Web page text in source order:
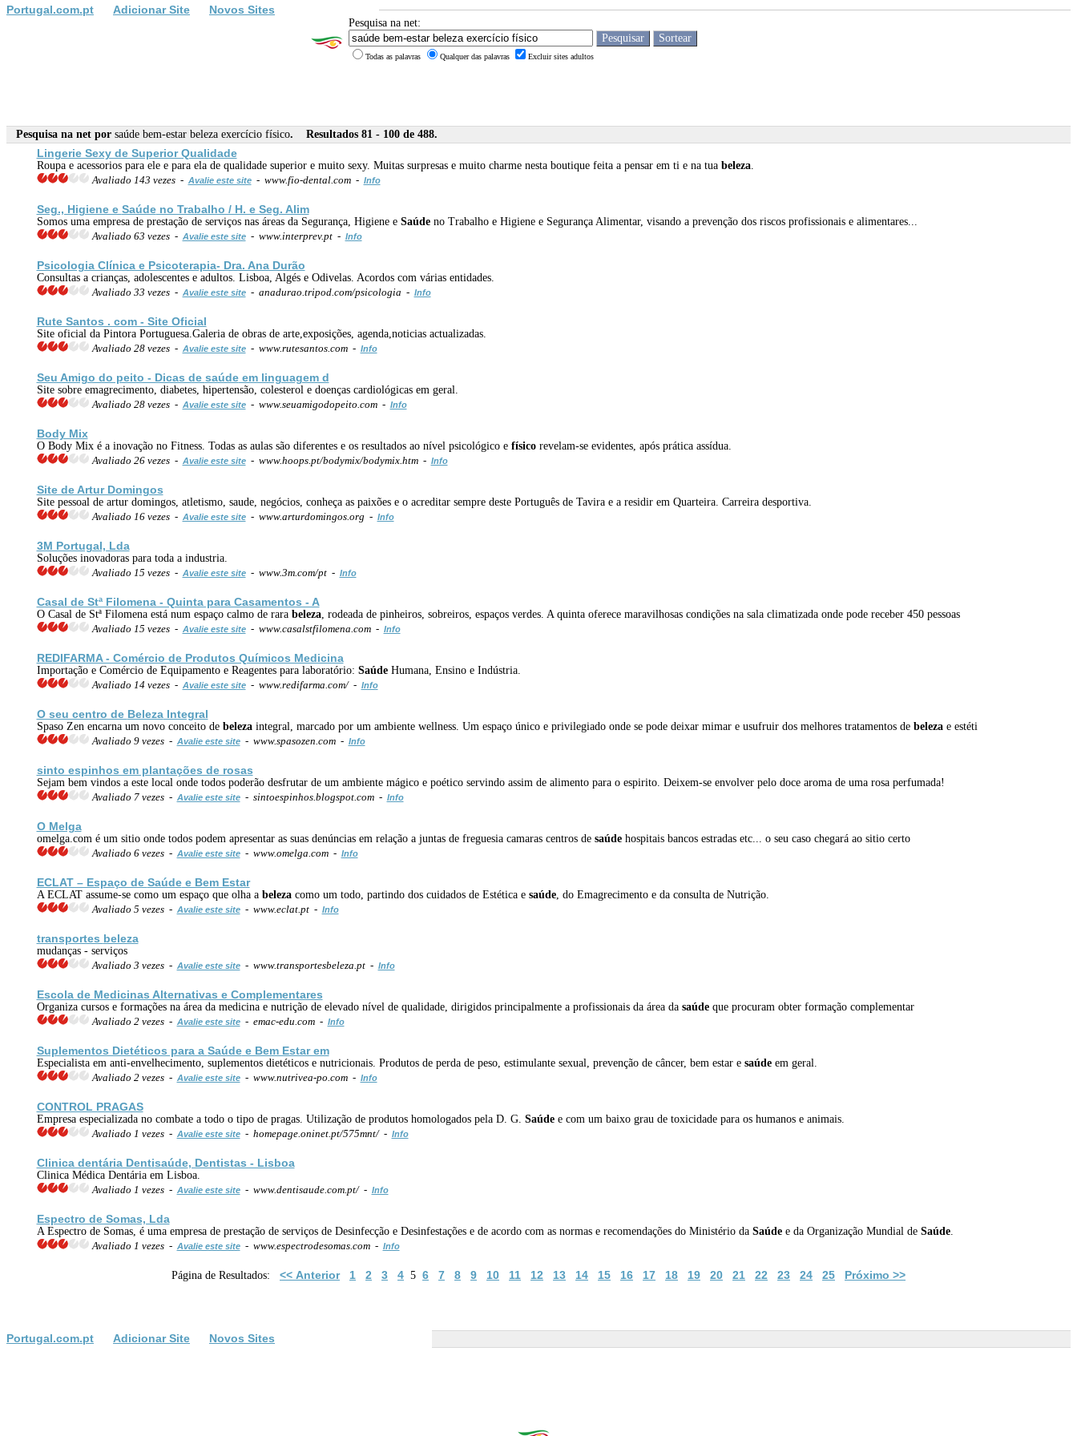
Portugal.com.pt Adicionar Site Novos Sites
Pesquisa na net:
Todas as palavras Qualquer das palavras Excluir sites adultos
Pesquisa na net por saúde bem-estar beleza exercício físico. Resultados 81 - 100 de 488.
Lingerie Sexy de Superior Qualidade
Roupa e acessorios para ele e para ela de qualidade superior e muito sexy. Muitas surpresas e muito charme nesta boutique feita a pensar em ti e na tua beleza.
Avaliado 143 vezes - Avalie este site- www.fio-dental.com - Info
Seg., Higiene e Saúdeno Trabalho / H. e Seg. Alim
Somos uma empresa de prestação de serviços nas áreas da Segurança, Higiene e Saúdeno Trabalho e Higiene e Segurança Alimentar, visando a prevenção dos riscos profissionais e alimentares...
Avaliado 63 vezes - Avalie este site- www.interprev.pt - Info
Psicologia Clínica e Psicoterapia- Dra. Ana Durão
Consultas a crianças, adolescentes e adultos. Lisboa, Algés e Odivelas. Acordos com várias entidades.
Avaliado 33 vezes - Avalie este site- anadurao.tripod.com/psicologia - Info
Rute Santos . com - Site Oficial
Site oficial da Pintora Portuguesa.Galeria de obras de arte,exposições, agenda,noticias actualizadas.
Avaliado 28 vezes - Avalie este site- www.rutesantos.com - Info
Seu Amigo do peito - Dicas de saúdeem linguagem d
Site sobre emagrecimento, diabetes, hipertensão, colesterol e doenças cardiológicas em geral.
Avaliado 28 vezes - Avalie este site- www.seuamigodopeito.com - Info
Body Mix
O Body Mix é a inovação no Fitness. Todas as aulas são diferentes e os resultados ao nível psicológico e físicorevelam-se evidentes, após prática assídua.
Avaliado 26 vezes - Avalie este site- www.hoops.pt/bodymix/bodymix.htm - Info
Site de Artur Domingos
Site pessoal de artur domingos, atletismo, saude, negócios, conheça as paixões e o acreditar sempre deste Português de Tavira e a residir em Quarteira. Carreira desportiva.
Avaliado 16 vezes - Avalie este site- www.arturdomingos.org - Info
3M Portugal, Lda
Soluções inovadoras para toda a industria.
Avaliado 15 vezes - Avalie este site- www.3m.com/pt - Info
Casal de Stª Filomena - Quinta para Casamentos - A
O Casal de Stª Filomena está num espaço calmo de rara beleza, rodeada de pinheiros, sobreiros, espaços verdes. A quinta oferece maravilhosas condições na sala climatizada onde pode receber 450 pessoas
Avaliado 15 vezes - Avalie este site- www.casalstfilomena.com - Info
REDIFARMA - Comércio de Produtos Químicos Medicina
Importação e Comércio de Equipamento e Reagentes para laboratório: SaúdeHumana, Ensino e Indústria.
Avaliado 14 vezes - Avalie este site- www.redifarma.com/ - Info
O seu centro de BelezaIntegral
Spaso Zen encarna um novo conceito de belezaintegral, marcado por um ambiente wellness. Um espaço único e privilegiado onde se pode deixar mimar e usufruir dos melhores tratamentos de belezae estéti
Avaliado 9 vezes - Avalie este site- www.spasozen.com - Info
sinto espinhos em plantações de rosas
Sejam bem vindos a este local onde todos poderão desfrutar de um ambiente mágico e poético servindo assim de alimento para o espirito. Deixem-se envolver pelo doce aroma de uma rosa perfumada!
Avaliado 7 vezes - Avalie este site- sintoespinhos.blogspot.com - Info
O Melga
omelga.com é um sitio onde todos podem apresentar as suas denúncias em relação a juntas de freguesia camaras centros de saúdehospitais bancos estradas etc... o seu caso chegará ao sitio certo
Avaliado 6 vezes - Avalie este site- www.omelga.com - Info
ECLAT – Espaço de Saúdee Bem Estar
A ECLAT assume-se como um espaço que olha a belezacomo um todo, partindo dos cuidados de Estética e saúde, do Emagrecimento e da consulta de Nutrição.
Avaliado 5 vezes - Avalie este site- www.eclat.pt - Info
transportes beleza
mudanças - serviços
Avaliado 3 vezes - Avalie este site- www.transportesbeleza.pt - Info
Escola de Medicinas Alternativas e Complementares
Organiza cursos e formações na área da medicina e nutrição de elevado nível de qualidade, dirigidos principalmente a profissionais da área da saúdeque procuram obter formação complementar
Avaliado 2 vezes - Avalie este site- emac-edu.com - Info
Suplementos Dietéticos para a Saúdee Bem Estar em
Especialista em anti-envelhecimento, suplementos dietéticos e nutricionais. Produtos de perda de peso, estimulante sexual, prevenção de câncer, bem estar e saúdeem geral.
Avaliado 2 vezes - Avalie este site- www.nutrivea-po.com - Info
CONTROL PRAGAS
Empresa especializada no combate a todo o tipo de pragas. Utilização de produtos homologados pela D. G. Saúdee com um baixo grau de toxicidade para os humanos e animais.
Avaliado 1 vezes - Avalie este site- homepage.oninet.pt/575mnt/ - Info
Clinica dentária Dentisaúde, Dentistas - Lisboa
Clinica Médica Dentária em Lisboa.
Avaliado 1 vezes - Avalie este site- www.dentisaude.com.pt/ - Info
Espectro de Somas, Lda
A Espectro de Somas, é uma empresa de prestação de serviços de Desinfecção e Desinfestações e de acordo com as normas e recomendações do Ministério da Saúdee da Organização Mundial de Saúde.
Avaliado 1 vezes - Avalie este site- www.espectrodesomas.com - Info
Página de Resultados: << Anterior 1 2 3 4 5 6 7 8 9 10 11 12 13 14 15 16 17 18 19 20 21 22 23 24 25 Próximo >>
Portugal.com.pt Adicionar Site Novos Sites